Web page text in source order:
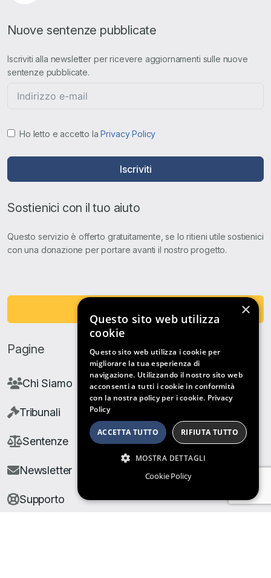
Nuove sentenze pubblicate
Iscriviti alla newsletter per ricevere aggiornamenti sulle nuove
sentenze pubblicate.
Ho letto e accetto laPrivacy Policy
Iscriviti
Sostienici con il tuo aiuto
Questo servizio è offerto gratuitamente, se lo ritieni utile sostienici
con una donazione per portare avanti il nostro progetto.
Pagine
Chi Siamo
Tribunali
Sentenze
Newsletter
Supporto
×
Questo sito web utilizza
cookie
Questo sito web utilizza i cookie per
migliorare la tua esperienza di
navigazione. Utilizzando il nostro sito web
acconsenti a tutti i cookie in conformità
con la nostra policy per i cookie. Privacy
Policy
ACCETTA TUTTO RIFIUTA TUTTO
MOSTRA DETTAGLI
Cookie Policy